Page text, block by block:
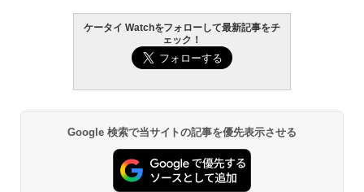
ケータイ Watchをフォローして最新記事をチ
ェック！
Google 検索で当サイトの記事を優先表示させる